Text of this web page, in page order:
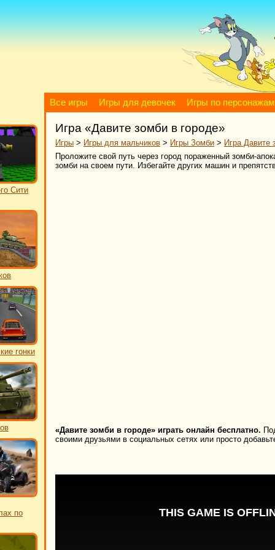
Все игры Игры для девочек Игры по персонажам
Сити
гонки
по
Игра «Давите зомби в городе»
Игры > Игры для мальчиков > Игры Зомби > Игра Давите
Проложите свой путь через город пораженный зомби-
зомби на своем пути. Избегайте других машин и
«Давите зомби в городе» играть онлайн бесплатно.
своими друзьями в социальных сетях или просто